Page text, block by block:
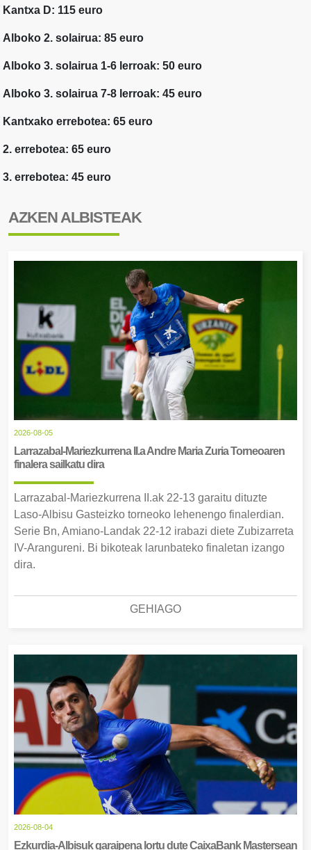
Kantxa D: 115 euro
Alboko 2. solairua: 85 euro
Alboko 3. solairua 1-6 lerroak: 50 euro
Alboko 3. solairua 7-8 lerroak: 45 euro
Kantxako errebotea: 65 euro
2. errebotea: 65 euro
3. errebotea: 45 euro
AZKEN ALBISTEAK
2026-08-05
Larrazabal-Mariezkurrena II.a Andre Maria Zuria Torneoaren
finalera sailkatu dira
Larrazabal-Mariezkurrena II.ak 22-13 garaitu dituzte
Laso-Albisu Gasteizko torneoko lehenengo finalerdian.
Serie Bn, Amiano-Landak 22-12 irabazi diete Zubizarreta
IV-Arangureni. Bi bikoteak larunbateko finaletan izango
dira.
GEHIAGO
2026-08-04
Ezkurdia-Albisuk garaipena lortu dute CaixaBank Mastersean